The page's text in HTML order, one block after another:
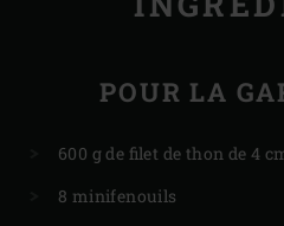
POUR LA
600 g de filet de thon de 4
8 minifenouils